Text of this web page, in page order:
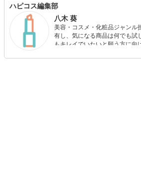
に、自身で美容サイトを運営し
ています。
ハピコス編集部
八木 葵
美容・コスメ・化粧品ジャンル
有し、気になる商品は何でも試
もキレイでいたいと願う方に向